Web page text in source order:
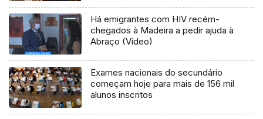
Há emigrantes com HIV recém-
chegados à Madeira a pedir ajuda à
Abraço (Vídeo)
Exames nacionais do secundário
começam hoje para mais de 156 mil
alunos inscritos